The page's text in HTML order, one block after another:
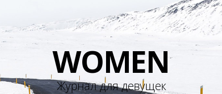
WOMEN
Журнал для девущек